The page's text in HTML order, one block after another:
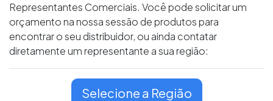
Representantes Comerciais. Você pode solicitar um
orçamento na nossa sessão de produtos para
encontrar o seu distribuidor, ou ainda contatar
diretamente um representante a sua região:
Selecione a Região